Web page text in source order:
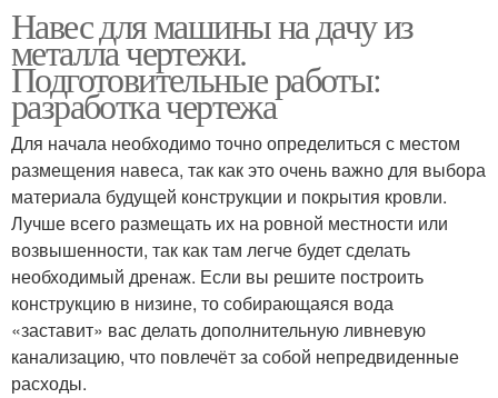
Навес для машины на дачу из
металла чертежи.
Подготовительные работы:
разработка чертежа
Для начала необходимо точно определиться с местом
размещения навеса, так как это очень важно для выбора
материала будущей конструкции и покрытия кровли.
Лучше всего размещать их на ровной местности или
возвышенности, так как там легче будет сделать
необходимый дренаж. Если вы решите построить
конструкцию в низине, то собирающаяся вода
«заставит» вас делать дополнительную ливневую
канализацию, что повлечёт за собой непредвиденные
расходы.